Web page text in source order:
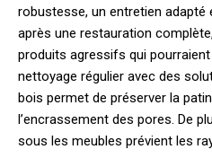
robustesse, un entretien adapté
après une restauration
produits agressifs qui
nettoyage régulier avec des
bois permet de préserver la
l’encrassement des pores. De
sous les meubles prévient les